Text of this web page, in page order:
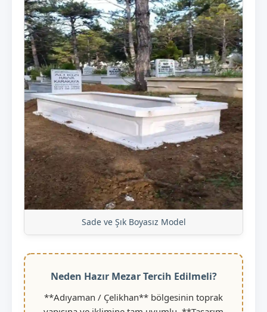
Sade ve Şık Boyasız Model
Neden Hazır Mezar Tercih Edilmeli?
**Adıyaman / Çelikhan** bölgesinin toprak